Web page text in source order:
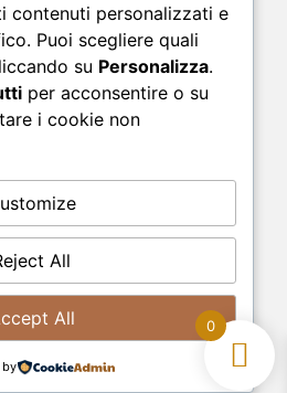
Supporto
contenuti personalizzati e
Puoi scegliere quali
su Personalizza.
per acconsentire o su
i cookie non
All
All
by
0